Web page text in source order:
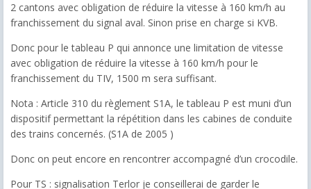
2 cantons avec obligation de réduire la vitesse à 160 km/h au
franchissement du signal aval. Sinon prise en charge si KVB.
Donc pour le tableau P qui annonce une limitation de vitesse
avec obligation de réduire la vitesse à 160 km/h pour le
franchissement du TIV, 1500 m sera suffisant.
Nota : Article 310 du règlement S1A, le tableau P est muni d’un
dispositif permettant la répétition dans les cabines de conduite
des trains concernés. (S1A de 2005 )
Donc on peut encore en rencontrer accompagné d’un crocodile.
Pour TS : signalisation Terlor je conseillerai de garder le